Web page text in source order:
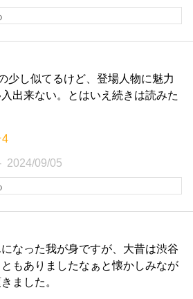
少し似てるけど、登場人物に魅力
出来ない。とはいえ続きは読みた
2024/09/05
なった我が身ですが、大昔は渋谷
もありましたなぁと懐かしみなが
ました。